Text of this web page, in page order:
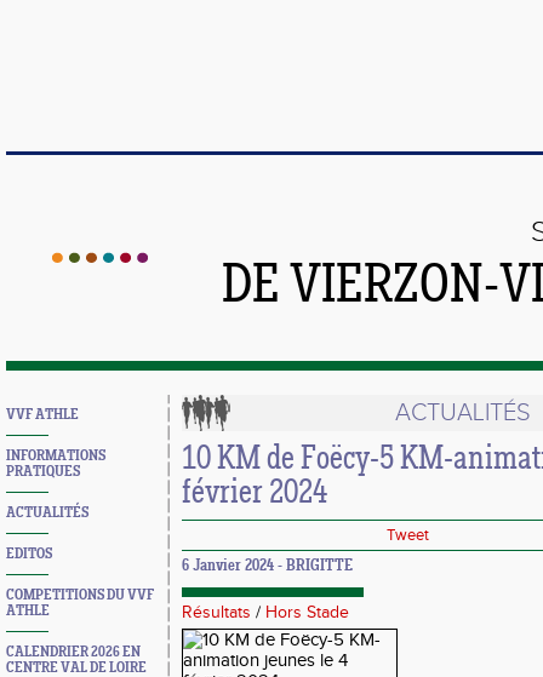
DE VIERZON-
VVF ATHLE
INFORMATIONS
PRATIQUES
ACTUALITÉS
EDITOS
COMPETITIONS DU VVF
ATHLE
CALENDRIER 2026 EN
CENTRE VAL DE LOIRE
ACTUALITÉS
10 KM de Foëcy-5 KM-
février 2024
Tweet
6 Janvier 2024 - BRIGITTE
Résultats / Hors Stade